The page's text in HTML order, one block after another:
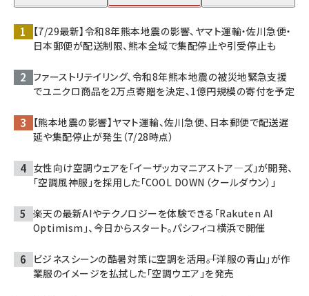
【7/29最新】令和8年熊本地震の影響、ヤマト運輸・佐川急便・
日本郵便が配送制限、熊本全域で集配停止や引受停止も
ファーストリテイリング、令和8年熊本地震の被災地緊急支援
でユニクロ商品を2万点寄贈を決定、1億円規模の寄付を予定
【熊本地震の影響】ヤマト運輸、佐川急便、日本郵便で配送遅
延や集配停止が発生（7/28時点）
女性向け空調ウェアを「イーザッカマニアストア―ズ」が開発、
「空調風神服」を採用した「COOL DOWN（クールダウン）」
楽天の最新AIやテクノロジーを体験できる「Rakuten AI
Optimism」、今日からスタート。パシフィコ横浜で開催
ビジネスシーンの酷暑対策に空調を活用――。「洋服の青山」が作
業服のイメージを払拭した「空調ウエア」を発売